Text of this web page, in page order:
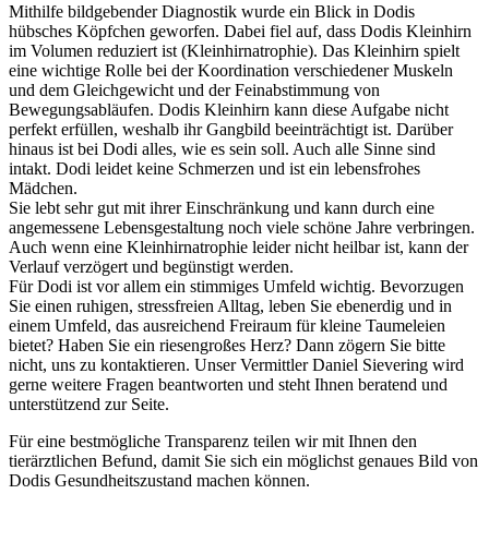
Mithilfe bildgebender Diagnostik wurde ein Blick in Dodis
hübsches Köpfchen geworfen. Dabei fiel auf, dass Dodis Kleinhirn
im Volumen reduziert ist (Kleinhirnatrophie). Das Kleinhirn spielt
eine wichtige Rolle bei der Koordination verschiedener Muskeln
und dem Gleichgewicht und der Feinabstimmung von
Bewegungsabläufen. Dodis Kleinhirn kann diese Aufgabe nicht
perfekt erfüllen, weshalb ihr Gangbild beeinträchtigt ist. Darüber
hinaus ist bei Dodi alles, wie es sein soll. Auch alle Sinne sind
intakt. Dodi leidet keine Schmerzen und ist ein lebensfrohes
Mädchen.
Sie lebt sehr gut mit ihrer Einschränkung und kann durch eine
angemessene Lebensgestaltung noch viele schöne Jahre verbringen.
Auch wenn eine Kleinhirnatrophie leider nicht heilbar ist, kann der
Verlauf verzögert und begünstigt werden.
Für Dodi ist vor allem ein stimmiges Umfeld wichtig. Bevorzugen
Sie einen ruhigen, stressfreien Alltag, leben Sie ebenerdig und in
einem Umfeld, das ausreichend Freiraum für kleine Taumeleien
bietet? Haben Sie ein riesengroßes Herz? Dann zögern Sie bitte
nicht, uns zu kontaktieren. Unser Vermittler Daniel Sievering wird
gerne weitere Fragen beantworten und steht Ihnen beratend und
unterstützend zur Seite.
Für eine bestmögliche Transparenz teilen wir mit Ihnen den
tierärztlichen Befund, damit Sie sich ein möglichst genaues Bild von
Dodis Gesundheitszustand machen können.